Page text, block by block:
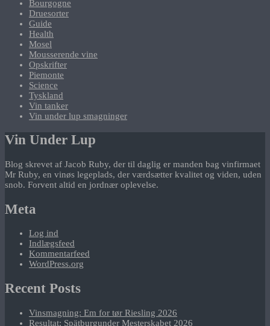
Bourgogne
Druesorter
Guide
Health
Mosel
Mousserende vine
Opskrifter
Piemonte
Science
Tyskland
Vin tanker
Vin under lup smagninger
Vin Under Lup
Blog skrevet af Jacob Ruby, der til daglig er manden bag vinfirmaet
Mr Ruby, en vinøs legeplads, der værdsætter kvalitet og viden, uden
snob. Forvent altid en jordnær oplevelse.
Meta
Log ind
Indlægsfeed
Kommentarfeed
WordPress.org
Recent Posts
Vinsmagning: Em for tør Riesling 2026
Resultat: Spätburgunder Mesterskabet 2026